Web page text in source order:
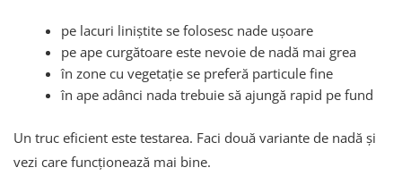
pe lacuri liniștite se folosesc nade ușoare
pe ape curgătoare este nevoie de nadă mai grea
în zone cu vegetație se preferă particule fine
în ape adânci nada trebuie să ajungă rapid pe fund
Un truc eficient este testarea. Faci două variante de nadă și
vezi care funcționează mai bine.